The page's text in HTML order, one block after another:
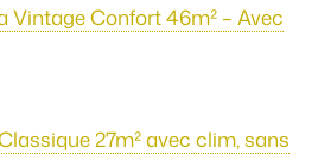
Vintage Confort 46m² – Avec
27m² avec clim, sans